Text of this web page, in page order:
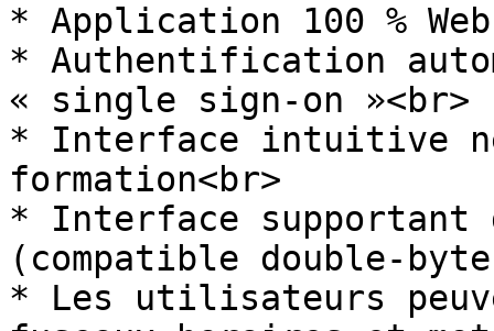
* Application 100 %
* Authentification
« single sign-on »<br>
* Interface intuitive
formation<br>
* Interface supportant
(compatible double-
* Les utilisateurs